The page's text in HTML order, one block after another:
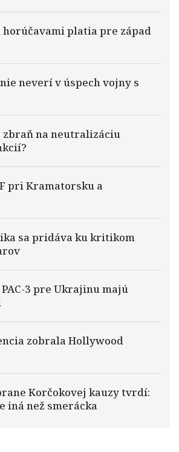
platia pre západ
neverí v úspech vojny s
zbraň na neutralizáciu
pri Kramatorsku a
sa pridáva ku kritikom
3 pre Ukrajinu majú
zobrala Hollywood
Korčokovej kauzy tvrdí:
iná než smerácka